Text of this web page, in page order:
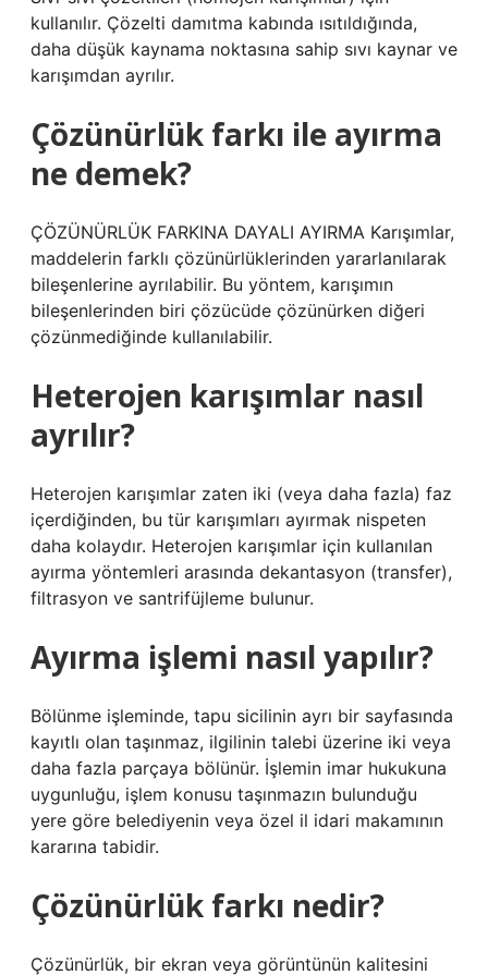
kullanılır. Çözelti damıtma kabında ısıtıldığında,
daha düşük kaynama noktasına sahip sıvı kaynar ve
karışımdan ayrılır.
Çözünürlük farkı ile ayırma
ne demek?
ÇÖZÜNÜRLÜK FARKINA DAYALI AYIRMA Karışımlar,
maddelerin farklı çözünürlüklerinden yararlanılarak
bileşenlerine ayrılabilir. Bu yöntem, karışımın
bileşenlerinden biri çözücüde çözünürken diğeri
çözünmediğinde kullanılabilir.
Heterojen karışımlar nasıl
ayrılır?
Heterojen karışımlar zaten iki (veya daha fazla) faz
içerdiğinden, bu tür karışımları ayırmak nispeten
daha kolaydır. Heterojen karışımlar için kullanılan
ayırma yöntemleri arasında dekantasyon (transfer),
filtrasyon ve santrifüjleme bulunur.
Ayırma işlemi nasıl yapılır?
Bölünme işleminde, tapu sicilinin ayrı bir sayfasında
kayıtlı olan taşınmaz, ilgilinin talebi üzerine iki veya
daha fazla parçaya bölünür. İşlemin imar hukukuna
uygunluğu, işlem konusu taşınmazın bulunduğu
yere göre belediyenin veya özel il idari makamının
kararına tabidir.
Çözünürlük farkı nedir?
Çözünürlük, bir ekran veya görüntünün kalitesini